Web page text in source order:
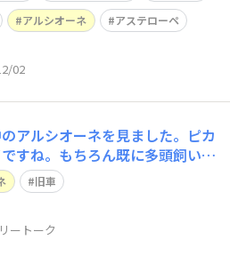
アルシオーネ アステローペ
02
アルシオーネを見ました。ピカ
すね。もちろん既に多頭飼いな
いなぁと思ってしまいました。
いでしょうし素人が手を出して
も養いきれません。交換パーツ
いです。既
旧車
ートーク